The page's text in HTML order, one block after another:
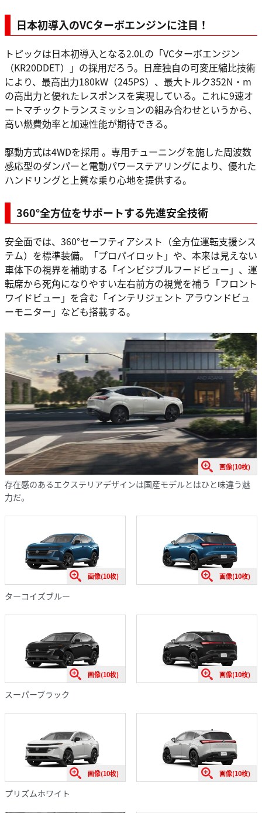
日本初導入のVCターボエンジンに注目！
トピックは日本初導入となる2.0Lの「VCターボエンジン
（KR20DDET）」の採用だろう。日産独自の可変圧縮比技術
により、最高出力180kW（245PS）、最大トルク352N・m
の高出力と優れたレスポンスを実現している。これに9速オ
ートマチックトランスミッションの組み合わせというから、
高い燃費効率と加速性能が期待できる。
駆動方式は4WDを採用 。専用チューニングを施した周波数
感応型のダンパーと電動パワーステアリングにより、優れた
ハンドリングと上質な乗り心地を提供する。
360°全方位をサポートする先進安全技術
安全面では、360°セーフティアシスト（全方位運転支援シス
テム）を標準装備。「プロパイロット」や、本来は見えない
車体下の視界を補助する「インビジブルフードビュー」、運
転席から死角になりやすい左右前方の視覚を補う「フロント
ワイドビュー」を含む「インテリジェント アラウンドビュ
ーモニター」なども搭載する。
画像(10枚)
存在感のあるエクステリアデザインは国産モデルとはひと味違う魅
力だ。
画像(10枚) 画像(10枚)
ターコイズブルー
画像(10枚) 画像(10枚)
スーパーブラック
画像(10枚) 画像(10枚)
プリズムホワイト